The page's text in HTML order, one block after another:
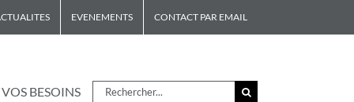
EVENEMENTS CONTACT PAR EMAIL
BESOINS Rechercher